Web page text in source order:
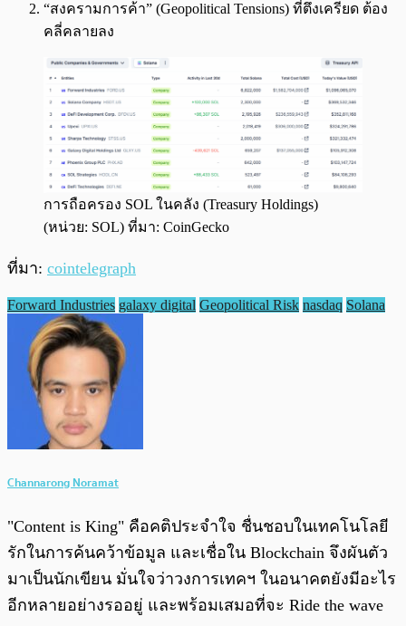
“สงครามการค้า” (Geopolitical Tensions) ที่ตึงเครียด ต้อง
คลี่คลายลง
การถือครอง SOL ในคลัง (Treasury Holdings)
(หน่วย: SOL) ที่มา: CoinGecko
ที่มา: cointelegraph
Forward Industries galaxy digital Geopolitical Risk nasdaq Solana
Channarong Noramat
"Content is King" คือคติประจำใจ ชื่นชอบในเทคโนโลยี
รักในการค้นคว้าข้อมูล และเชื่อใน Blockchain จึงผันตัว
มาเป็นนักเขียน มั่นใจว่าวงการเทคฯ ในอนาคตยังมีอะไร
อีกหลายอย่างรออยู่ และพร้อมเสมอที่จะ Ride the wave